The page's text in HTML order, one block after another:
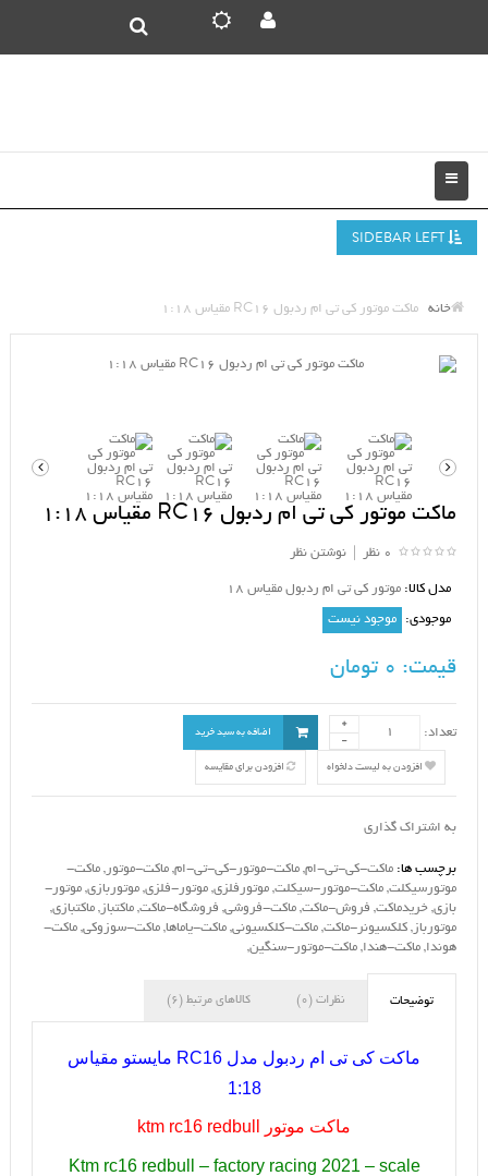
خانه ماکت موتور کی تی ام ردبول RC16 مقیاس 1:18
ماکت موتور کی تی ام ردبول RC16 مقیاس 1:18
0 نظر نوشتن نظر
مدل کالا: موتور کی تی ام ردبول مقیاس 18
موجودی: موجود نیست
قیمت:
تعداد: اضافه به سبد خرید
افزودن به لیست دلخواه افزودن برای مقایسه
به اشتراک گذاری
برچسب ها: ماکت-کی-تی-ام, ماکت-موتور-کی-تی-ام, ماکت-موتور , ماکت-
موتورسیکلت, ماکت-موتور-سیکلت, موتورفلزی, موتور-فلزی, موتوربازی, موتور-
بازی, خریدماکت, فروش-ماکت, ماکت-فروشی, فروشگاه-ماکت, ماکتباز , ماکتبازی,
موتورباز , کلکسیونر-ماکت, ماکت-کلکسیونی, ماکت-یاماها, ماکت-سوزوکی, ماکت-
هوندا, ماکت-هندا, ماکت-موتور-سنگین,
توضیحات نظرات (0) کالاهای مرتبط (6)
ماکت کی تی ام ردبول مدل RC16 مایستو مقیاس
1:18
ماکت موتور ktm rc16 redbull
Ktm rc16 redbull – factory racing 2021 – scale